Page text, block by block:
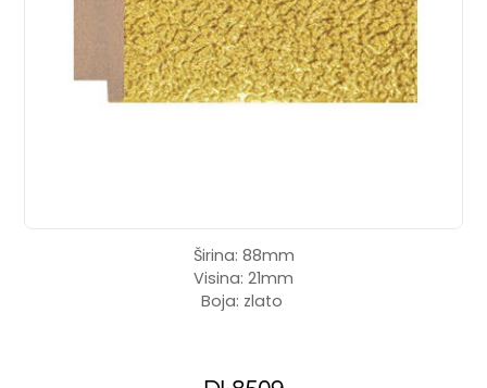
Širina: 88mm
Visina: 21mm
Boja: zlato